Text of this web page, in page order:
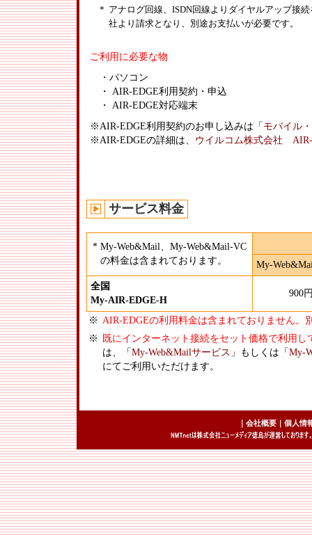
* アナログ回線、ISDN回線よりダイヤルアップ接
社より請求となり、別途お支払いが必要です。
ご利用に必要な物
・パソコン
・ AIR-EDGE利用契約・申込
・ AIR-EDGE対応端末
※AIR-EDGE利用契約のお申し込みは「 モバイル
※AIR-EDGEの詳細は、 ウイルコム株式会社
サービス料金
* My-Web&Mail、My-Web&Mail-VC
の料金は含まれております。
My-
全国
My-AIR-EDGE-H
900
※ AIR-EDGEの利用料金は含まれておりません。
※
既にインターネット接続をセット価格で利用
は、「 My-Web&Mailサービス 」もしくは「 My-
にてご利用いただけます。
｜ 会社概要｜ 個人情